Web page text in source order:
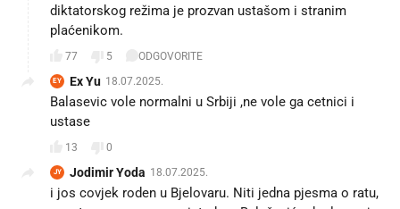
diktatorskog režima je prozvan ustašom i stranim
plaćenikom.
77 5 ODGOVORITE
EY Ex Yu 18.07.2025.
Balasevic vole normalni u Srbiji ,ne vole ga cetnici i
ustase
13 0
JY Jodimir Yoda 18.07.2025.
i jos covjek roden u Bjelovaru. Niti jedna pjesma o ratu,